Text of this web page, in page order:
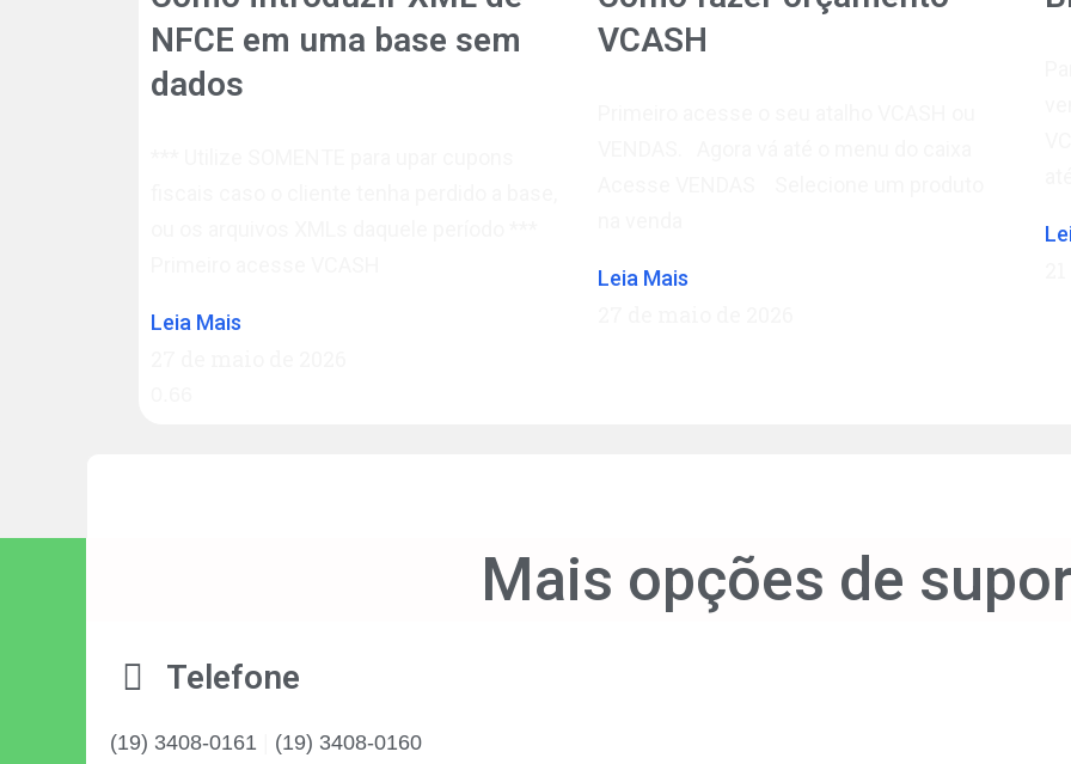
NFCE em uma base sem
dados
Leia Mais
VCASH
Leia Mais
Mais opções de
Telefone
(19) 3408-0161 (19) 3408-0160